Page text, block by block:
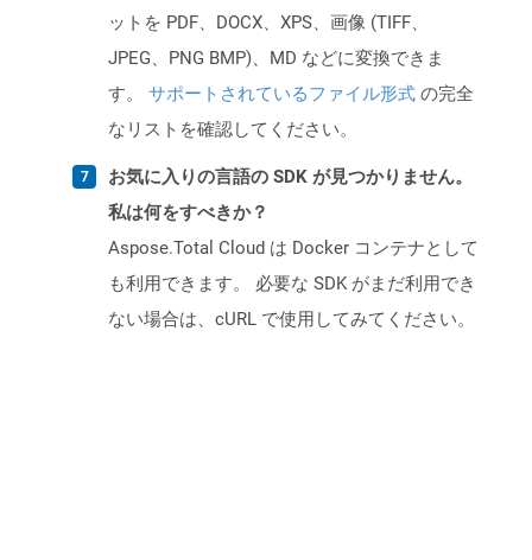
ットを PDF、DOCX、XPS、画像 (TIFF、
JPEG、PNG BMP)、MD などに変換できま
す。 サポートされているファイル形式 の完全
なリストを確認してください。
お気に入りの言語の SDK が見つかりません。
私は何をすべきか？
Aspose.Total Cloud は Docker コンテナとして
も利用できます。 必要な SDK がまだ利用でき
ない場合は、cURL で使用してみてください。